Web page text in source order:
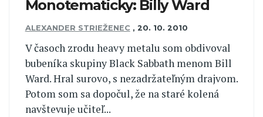
Monotematicky: Billy Ward
ALEXANDER STRIEŽENEC , 20. 10. 2010
V časoch zrodu heavy metalu som obdivoval
bubeníka skupiny Black Sabbath menom Bill
Ward. Hral surovo, s nezadržateľným drajvom.
Potom som sa dopočul, že na staré kolená
navštevuje učiteľ...